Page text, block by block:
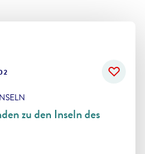
zu den Inseln des